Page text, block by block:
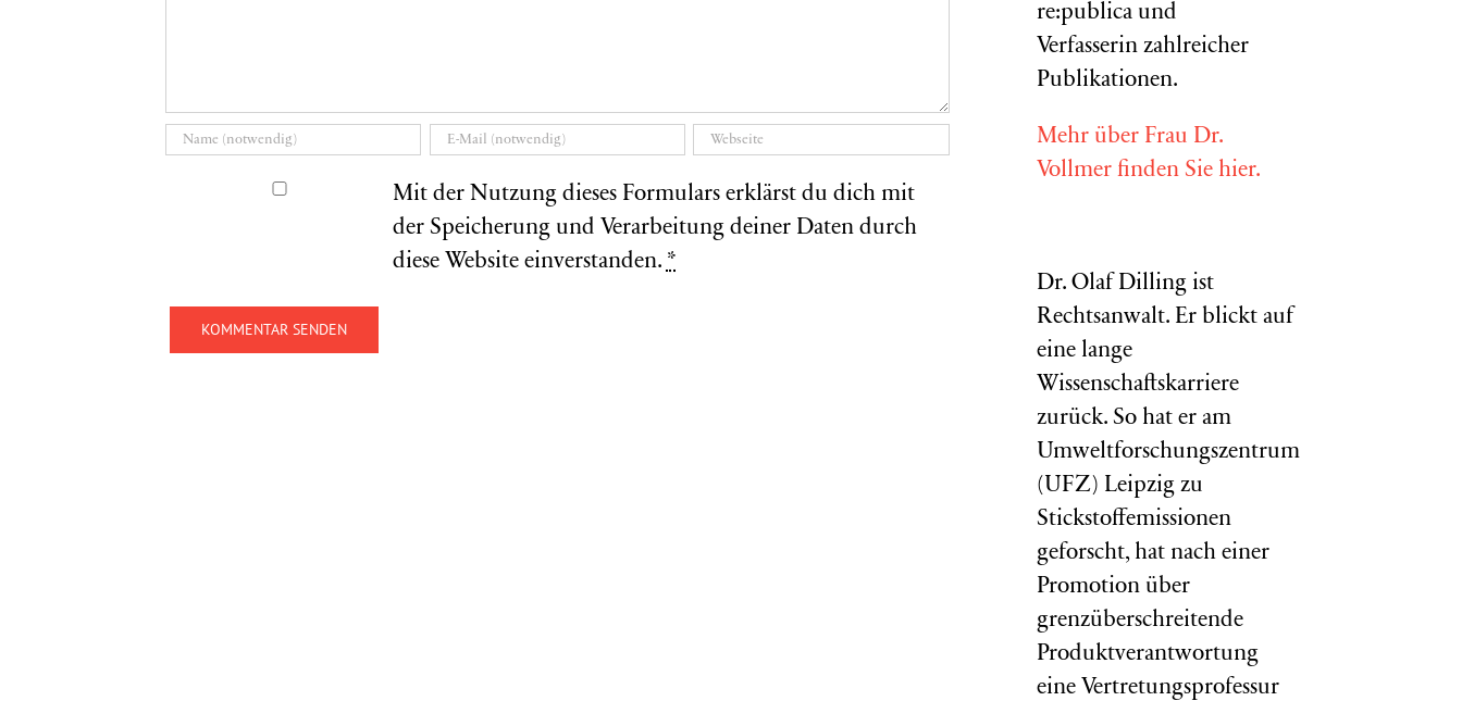
Mit der Nutzung dieses Formulars erklärst du dich mit
der Speicherung und Verarbeitung deiner Daten durch
diese Website einverstanden. *
re:publica und
Verfasserin zahlreicher
Publikationen.
Mehr über Frau Dr.
Vollmer finden Sie hier.
Dr. Olaf Dilling ist
Rechtsanwalt. Er blickt auf
eine lange
Wissenschaftskarriere
zurück. So hat er am
Umweltforschungszentrum
(UFZ) Leipzig zu
Stickstoffemissionen
geforscht, hat nach einer
Promotion über
grenzüberschreitende
Produktverantwortung
eine Vertretungsprofessur